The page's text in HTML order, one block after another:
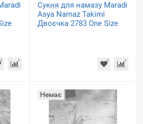
Сукня для намазу Maradi
Asya Namaz Takimi
Двоєчка 2783 One Size
Немає